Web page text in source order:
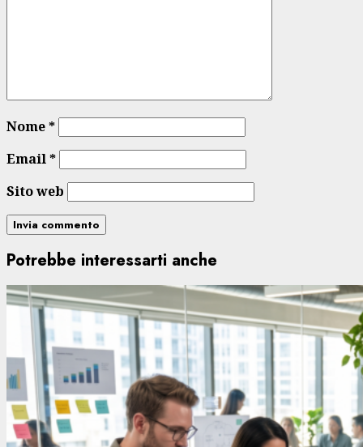
Nome*
Email*
Sito web
Potrebbe interessarti anche